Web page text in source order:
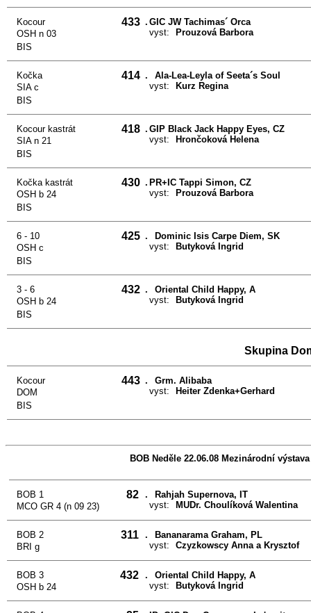
Kocour 433 .
OSH n 03
GIC JW Tachimas´ Orca
vyst:
Prouzová Barbora
BIS
Kočka 414 .
SIA c
Ala-Lea-Leyla of Seeta´s Soul
vyst:
Kurz Regina
BIS
Kocour kastrát 418 .
SIA n 21
GIP Black Jack Happy Eyes, CZ
vyst:
Hrončoková Helena
BIS
Kočka kastrát 430 .
OSH b 24
PR+IC Tappi Simon, CZ
vyst:
Prouzová Barbora
BIS
6 - 10 425 .
OSH c
Dominic Isis Carpe Diem, SK
vyst:
Butyková Ingrid
BIS
3 - 6 432 .
OSH b 24
Oriental Child Happy, A
vyst:
Butyková Ingrid
BIS
Skupina
Kocour 443 .
DOM
Grm. Alibaba
vyst:
Heiter Zdenka+Gerhard
BIS
BOB Neděle 22.06.08 Mezinárodní
BOB 1 82 .
MCO GR 4 (n 09 23)
Rahjah Supernova, IT
vyst:
MUDr. Choulíková Walentina
BOB 2 311 .
BRI g
Bananarama Graham, PL
vyst:
Czyzkowscy Anna a Krysztof
BOB 3 432 .
OSH b 24
Oriental Child Happy, A
vyst:
Butyková Ingrid